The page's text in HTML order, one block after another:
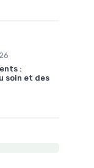
:
soin et des